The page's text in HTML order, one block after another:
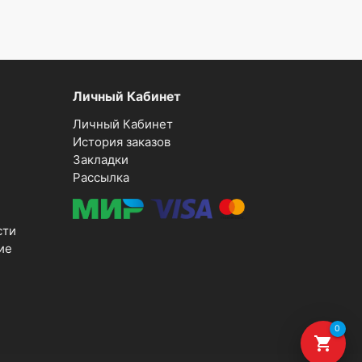
shopping_cart
0
Личный Кабинет
Личный Кабинет
История заказов
Закладки
Рассылка